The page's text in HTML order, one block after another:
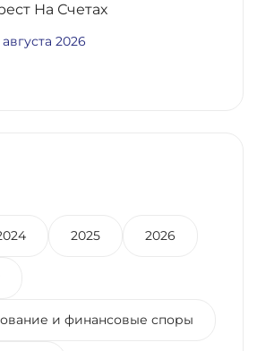
На Счетах
августа 2026
2025 2026
и финансовые споры